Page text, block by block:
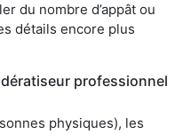
du nombre d’appât ou
détails encore plus
dératiseur professionnel
physiques), les